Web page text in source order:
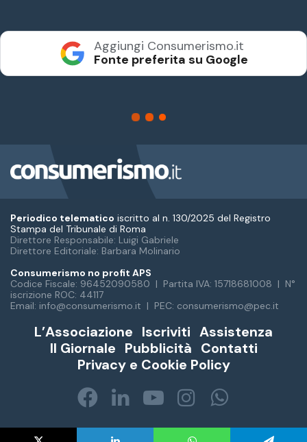
Periodico telematico iscritto al n. 130/2025 del Registro
Stampa del Tribunale di Roma
Direttore Responsabile: Luigi Gabriele
Direttore Editoriale: Barbara Molinario
Consumerismo no profit APS
Codice Fiscale: 96452090580 | Partita IVA: 15718681008 | N°
iscrizione ROC: 44117
Email: info@consumerismo.it | PEC: consumerismo@pec.it
L’Associazione Iscriviti Assistenza
Il Giornale Pubblicità Contatti
Privacy e Cookie Policy
Facebook
LinkedIn
You
Tube
Instagram